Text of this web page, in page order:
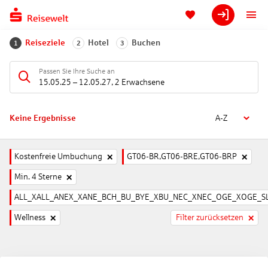
1 Reiseziele 2 Hotel 3 Buchen
Passen Sie Ihre Suche an
15.05.25 – 12.05.27, 2 Erwachsene
Keine Ergebnisse A-Z
Kostenfreie Umbuchung GT06-BR,GT06-BRE,GT06-BRP
Min. 4 Sterne
Wellness Filter zurücksetzen